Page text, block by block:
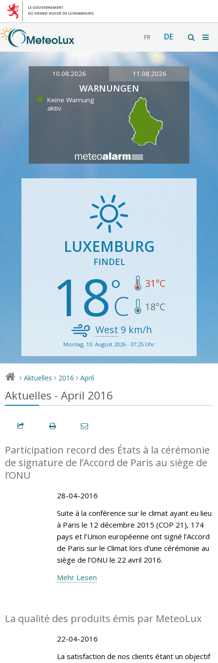
FR DE
10.08.2026 11.08.2026
WARNUNGEN
Keine Warnung
aktiv
LUXEMBURG
FINDEL
18 31°C
18°C
West 9 km/h
Montag, 10. August 2026 - 07:25 Uhr
> Aktuelles > 2016 > April
Aktuelles - April 2016
Participation record des États à la cérémonie
de signature de l’Accord de Paris au siège de
l’ONU
28-04-2016
Suite à la conférence sur le climat ayant eu lieu
à Paris le 12 décembre 2015 (COP 21), 174
pays et l’Union européenne ont signé l’Accord
de Paris sur le Climat lors d’une cérémonie au
siège de l’ONU le 22 avril 2016.
Mehr Lesen
La qualité des produits émis par MeteoLux
22-04-2016
La satisfaction de nos clients étant un objectif